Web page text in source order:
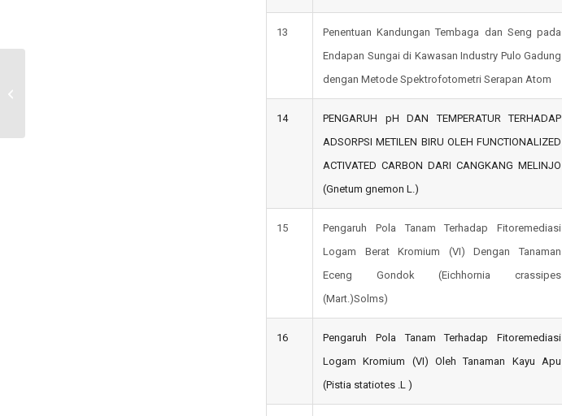
13
Penentuan Kandungan Tembaga dan Seng pada
Endapan Sungai di Kawasan Industry Pulo Gadung
dengan Metode Spektrofotometri Serapan Atom
14
PENGARUH pH DAN TEMPERATUR TERHADAP
ADSORPSI METILEN BIRU OLEH FUNCTIONALIZED
ACTIVATED CARBON DARI CANGKANG MELINJO
(Gnetum gnemon L.)
15
Pengaruh Pola Tanam Terhadap Fitoremediasi
Logam Berat Kromium (VI) Dengan Tanaman
Eceng Gondok (Eichhornia crassipes
(Mart.)Solms)
16
Pengaruh Pola Tanam Terhadap Fitoremediasi
Logam Kromium (VI) Oleh Tanaman Kayu Apu
(Pistia statiotes .L )